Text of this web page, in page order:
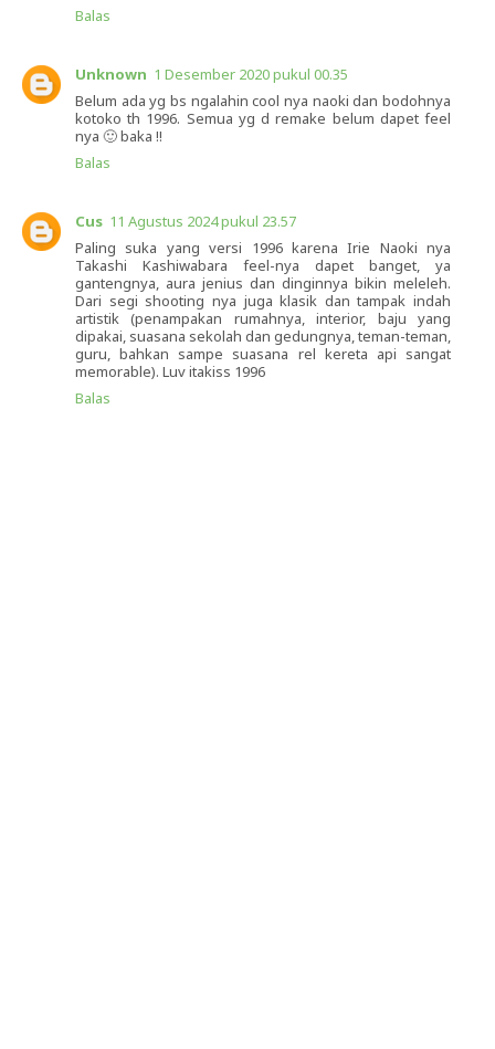
Balas
Unknown 1 Desember 2020 pukul 00.35
Belum ada yg bs ngalahin cool nya naoki dan bodohnya
kotoko th 1996. Semua yg d remake belum dapet feel
nya 🙂 baka !!
Balas
Cus 11 Agustus 2024 pukul 23.57
Paling suka yang versi 1996 karena Irie Naoki nya
Takashi Kashiwabara feel-nya dapet banget, ya
gantengnya, aura jenius dan dinginnya bikin meleleh.
Dari segi shooting nya juga klasik dan tampak indah
artistik (penampakan rumahnya, interior, baju yang
dipakai, suasana sekolah dan gedungnya, teman-teman,
guru, bahkan sampe suasana rel kereta api sangat
memorable). Luv itakiss 1996
Balas